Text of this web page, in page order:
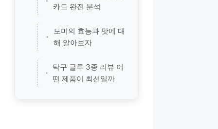
카드 완전 분석
도미의 효능과 맛에 대
해 알아보자
탁구 글루 3종 리뷰 어
떤 제품이 최선일까